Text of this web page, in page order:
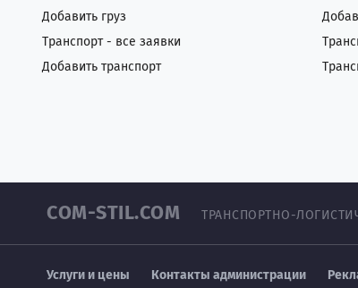
Добавить груз
Транспорт - все заявки
Добавить транспорт
COM-STIL.COM ТРАНСПОРТНО-
Услуги и цены Контакты администрации